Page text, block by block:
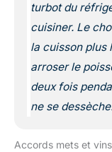
turbot du
cuisiner. Le
la cuisson plus
arroser le
deux fois
ne se
Accords mets et